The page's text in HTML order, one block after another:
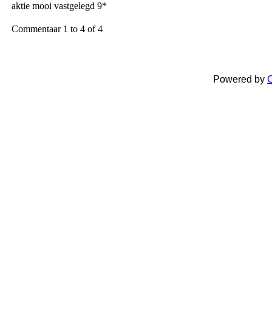
aktie mooi vastgelegd 9*
Commentaar 1 to 4 of 4
Powered by